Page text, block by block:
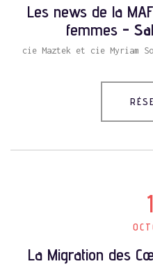
Les news de la
femmes -
cie Maztek et cie Myriam
La Migration des